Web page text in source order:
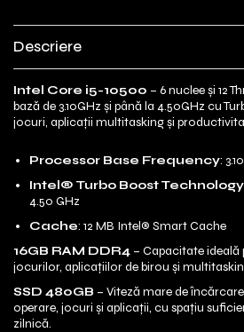
Descriere
Intel Core i5-10500 – 6 nuclee și 12
bază de 3.10GHz și până la 4.50GHz cu
jocuri, aplicații multitasking și
Processor Base Frequency:
Intel® Turbo Boost
4.50 GHz
Cache: 12 MB Intel® Smart Cache
16GB RAM DDR4 – Capacitate
jocurilor, aplicațiilor de birou și
SSD 480GB – Viteză mare de
operare, jocuri și aplicații, cu spațiu
zilnică.